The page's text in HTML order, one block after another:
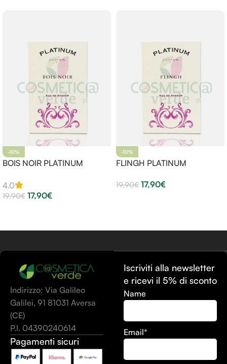
-10%
BOIS NOIR PLATINUM
4.0
19,90€ 17,90€
-10%
FLINGH PLATINUM
19,90€ 17,90€
Indirizzo: Via Galileo
Galilei, 91 81031 Aversa
(CE)
P.I. 04390240614
Pagamenti sicuri
Iscriviti alla newsletter
e ricevi il 5% di sconto
Name
Email*